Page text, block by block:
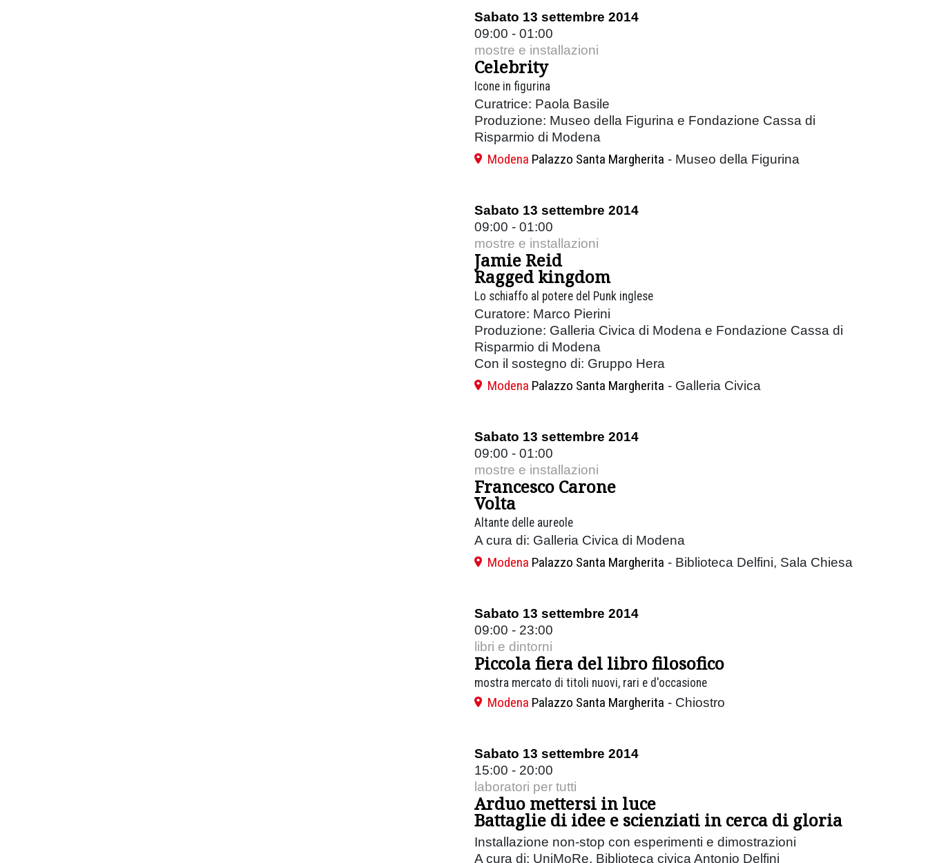
Sabato 13 settembre 2014
09:00 - 01:00
mostre e installazioni
Celebrity
Icone in figurina
Curatrice: Paola Basile
Produzione: Museo della Figurina e Fondazione Cassa di
Risparmio di Modena
Modena Palazzo Santa Margherita - Museo della Figurina
Sabato 13 settembre 2014
09:00 - 01:00
mostre e installazioni
Jamie Reid
Ragged kingdom
Lo schiaffo al potere del Punk inglese
Curatore: Marco Pierini
Produzione: Galleria Civica di Modena e Fondazione Cassa di
Risparmio di Modena
Con il sostegno di: Gruppo Hera
Modena Palazzo Santa Margherita - Galleria Civica
Sabato 13 settembre 2014
09:00 - 01:00
mostre e installazioni
Francesco Carone
Volta
Altante delle aureole
A cura di: Galleria Civica di Modena
Modena Palazzo Santa Margherita - Biblioteca Delfini, Sala Chiesa
Sabato 13 settembre 2014
09:00 - 23:00
libri e dintorni
Piccola fiera del libro filosofico
mostra mercato di titoli nuovi, rari e d'occasione
Modena Palazzo Santa Margherita - Chiostro
Sabato 13 settembre 2014
15:00 - 20:00
laboratori per tutti
Arduo mettersi in luce
Battaglie di idee e scienziati in cerca di gloria
Installazione non-stop con esperimenti e dimostrazioni
A cura di: UniMoRe, Biblioteca civica Antonio Delfini